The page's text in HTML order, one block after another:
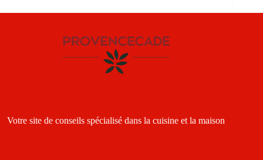
Votre site de conseils spécialisé dans la cuisine et la maison